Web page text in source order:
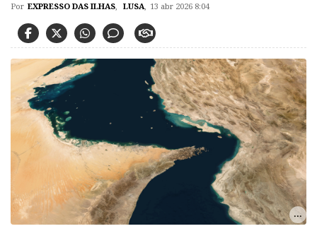
Por EXPRESSO DAS ILHAS, LUSA, 13 abr 2026 8:04